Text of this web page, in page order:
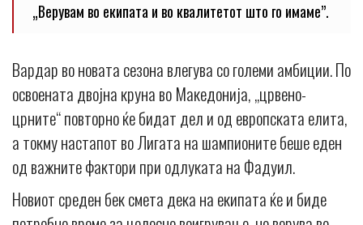
„Верувам во екипата и во квалитетот што го имаме”.
Вардар во новата сезона влегува со големи амбиции. По
освоената двојна круна во Македонија, „црвено-
црните“ повторно ќе бидат дел и од европската елита,
а токму настапот во Лигата на шампионите беше еден
од важните фактори при одлуката на Фадуил.
Новиот среден бек смета дека на екипата ќе и биде